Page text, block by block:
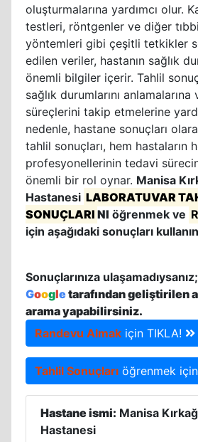
oluşturmalarına yardımcı olur.
testleri, röntgenler ve diğer
yöntemleri gibi çeşitli tetkikler
edilen veriler, hastanın sağlık
önemli bilgiler içerir. Tahlil
sağlık durumlarını
süreçlerini takip etmelerine
nedenle, hastane sonuçları
tahlil sonuçları, hem hastaların
profesyonellerinin tedavi
önemli bir rol oynar. Manisa
Hastanesi LABORATUVAR
SONUÇLARI NI öğrenmek ve
için aşağıdaki sonuçları
Sonuçlarınıza ulaşamadıysanız;
Googletarafından geliştirilen
arama yapabilirsiniz.
Randevu Almak için TIKLA!
Tahlil Sonuçları öğrenmek
Hastane ismi: Manisa
Hastanesi